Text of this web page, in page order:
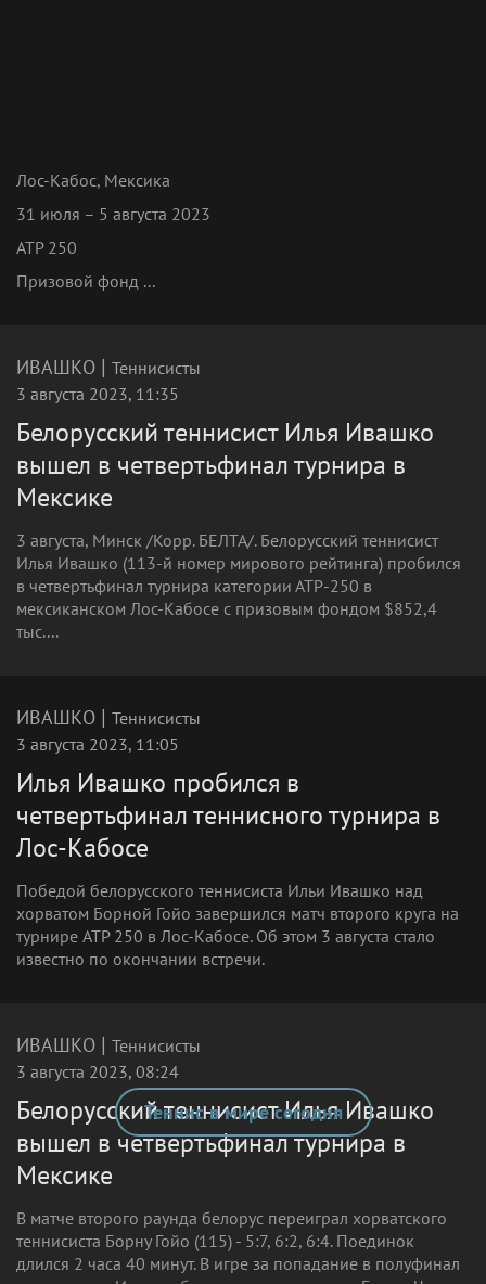
Лос-Кабос, Мексика
31 июля – 5 августа 2023
ATP 250
Призовой фонд ...
ИВАШКО | Теннисисты
3 августа 2023, 11:35
Белорусский теннисист Илья Ивашко
вышел в четвертьфинал турнира в
Мексике
3 августа, Минск /Корр. БЕЛТА/. Белорусский теннисист
Илья Ивашко (113-й номер мирового рейтинга) пробился
в четвертьфинал турнира категории АТР-250 в
мексиканском Лос-Кабосе с призовым фондом $852,4
тыс....
ИВАШКО | Теннисисты
3 августа 2023, 11:05
Илья Ивашко пробился в
четвертьфинал теннисного турнира в
Лос-Кабосе
Победой белорусского теннисиста Ильи Ивашко над
хорватом Борной Гойо завершился матч второго круга на
турнире ATP 250 в Лос-Кабосе. Об этом 3 августа стало
известно по окончании встречи.
ИВАШКО | Теннисисты
3 августа 2023, 08:24
Белорусский теннисист Илья Ивашко
вышел в четвертьфинал турнира в
Мексике
В матче второго раунда белорус переиграл хорватского
теннисиста Борну Гойо (115) - 5:7, 6:2, 6:4. Поединок
длился 2 часа 40 минут. В игре за попадание в полуфинал
Теннис в мире сегодня